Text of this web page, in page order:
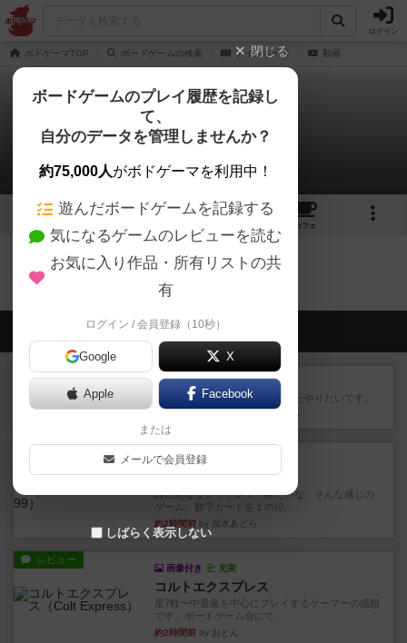
ログイン
ボドゲーマTOP ボードゲームの検索 ナインキーズ 動画
ナインキーズ
0件の動画
1 1
カフェ
ナインキーズのトップに戻る
会員の新しい投稿
レビュー ゴットファイブ！
運要素があり楽しめました。またやりたいです。
by 金賢守(キムヒョンス)
充実
ダブルナイン
雑に死なないラブレターみたいな、そんな感じの
ゲーム。数字カードを１の位...
約2時間前 by 深水あどら
レビュー
画像付き 充実
コルトエクスプレス
星7軽〜中量級を中心にプレイするゲーマーの感想
です。ボードゲーム会にて...
約2時間前 by おとん
閉じる
ボードゲームのプレイ履歴を記録し
て、
自分のデータを管理しませんか？
約75,000人がボドゲーマを利用中！
遊んだボードゲームを記録する
気になるゲームのレビューを読む
お気に入り作品・所有リストの共
有
ログイン / 会員登録（10秒）
Google X
Apple Facebook
または
メールで会員登録
しばらく表示しない